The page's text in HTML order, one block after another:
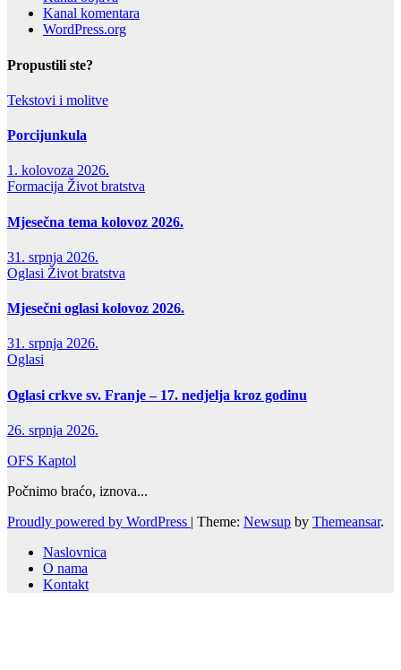
Kanal komentara
WordPress.org
Propustili ste?
Tekstovi i molitve
Porcijunkula
1. kolovoza 2026.
Formacija Život bratstva
Mjesečna tema kolovoz 2026.
31. srpnja 2026.
Oglasi Život bratstva
Mjesečni oglasi kolovoz 2026.
31. srpnja 2026.
Oglasi
Oglasi crkve sv. Franje – 17. nedjelja kroz godinu
26. srpnja 2026.
OFS Kaptol
Počnimo braćo, iznova...
Proudly powered by WordPress | Theme: Newsup by Themeansar.
Naslovnica
O nama
Kontakt